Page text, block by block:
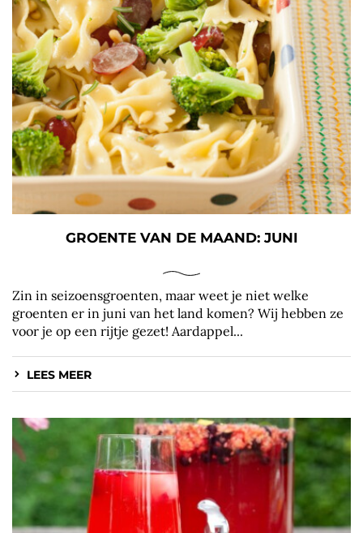
GROENTE VAN DE MAAND: JUNI
Zin in seizoensgroenten, maar weet je niet welke
groenten er in juni van het land komen? Wij hebben ze
voor je op een rijtje gezet! Aardappel...
LEES MEER